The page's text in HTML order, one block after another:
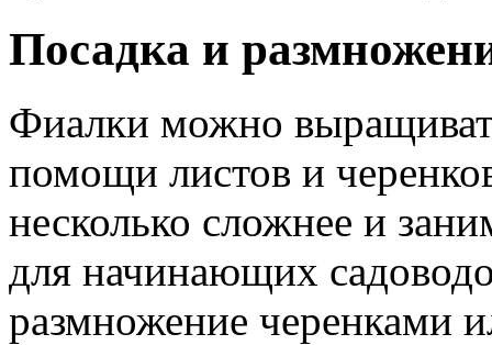
Посадка и
Фиалки можно
помощи листов и
несколько сложнее и
для начинающих
размножение черенками